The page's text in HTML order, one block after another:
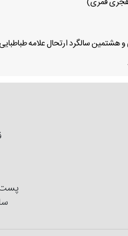
سالگرد ارتحال علامه طباطبایی
پست